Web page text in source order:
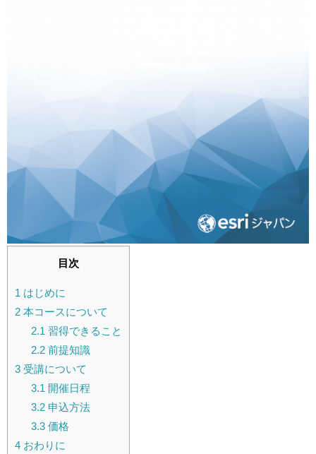
目次
1 はじめに
2 本コースについて
2.1習得できること
2.2前提知識
3 受講について
3.1開催日程
3.2申込方法
3.3価格
4 おわりに